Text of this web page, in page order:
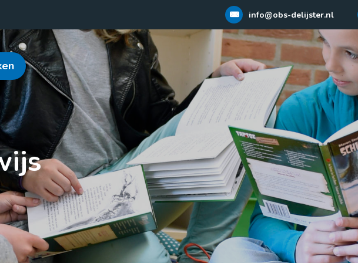
info@obs-delijster.nl